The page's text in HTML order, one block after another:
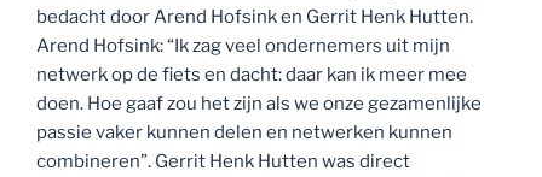
bedacht door Arend Hofsink en Gerrit Henk Hutten.
Arend Hofsink: “Ik zag veel ondernemers uit mijn
netwerk op de fiets en dacht: daar kan ik meer mee
doen. Hoe gaaf zou het zijn als we onze gezamenlijke
passie vaker kunnen delen en netwerken kunnen
combineren”. Gerrit Henk Hutten was direct